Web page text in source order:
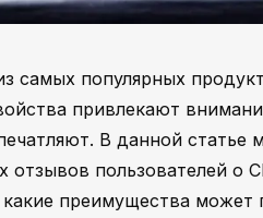
самых популярных
привлекают
В данной
отзывов пользователей о
преимущества может